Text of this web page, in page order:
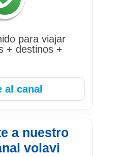
para viajar
+ destinos +
al canal
a nuestro
volavi